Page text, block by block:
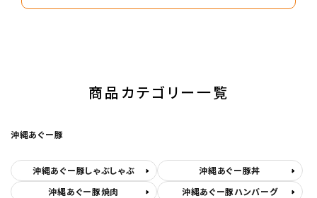
商品カテゴリー一覧
沖縄あぐー豚
沖縄あぐー豚しゃぶしゃぶ
沖縄あぐー豚丼
沖縄あぐー豚焼肉
沖縄あぐー豚ハンバーグ